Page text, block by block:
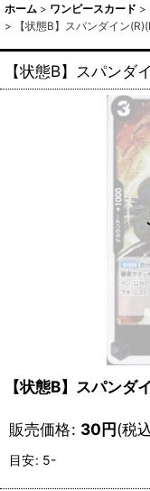
ホーム > ワンピースカード >
>
【状態B】スパンダイン
【状態B】スパン
【状態B】スパン
販売価格: 30円(税
目安: 5-